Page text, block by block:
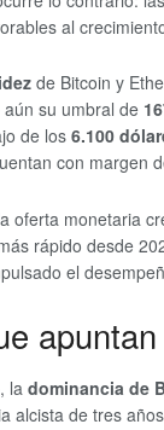
al
de Bitcoin y
su umbral de
de los 6.100
con margen
oferta monetaria
rápido desde
el
la dominancia de
alcista de tres